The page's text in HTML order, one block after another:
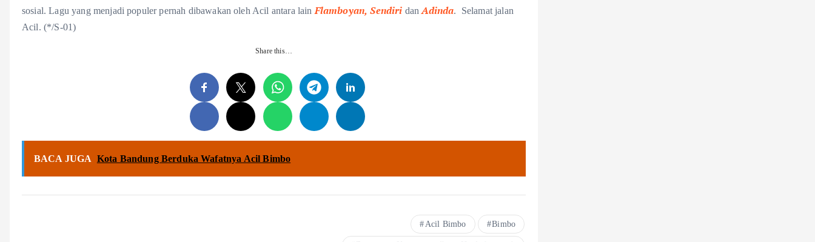
sosial. Lagu yang menjadi populer pernah dibawakan oleh Acil antara lain Flamboyan, Sendiri danAdinda. Selamat jalan
Acil. (*/S-01)
Share this…
BACA JUGA Kota Bandung Berduka Wafatnya Acil Bimbo
Acil Bimbo Bimbo